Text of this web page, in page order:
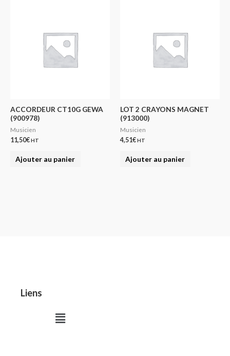
ACCORDEUR CT10G GEWA
(900978)
Musicien
11,50€HT
Ajouter au panier
LOT 2 CRAYONS MAGNET
(913000)
Musicien
4,51€HT
Ajouter au panier
Liens
Menu